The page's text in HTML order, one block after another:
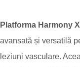
Platforma Harmony
avansată și versatilă
leziuni vasculare.